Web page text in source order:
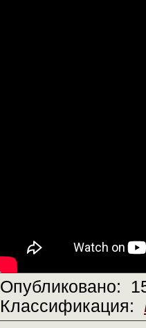
Опубликовано:
Классификация: